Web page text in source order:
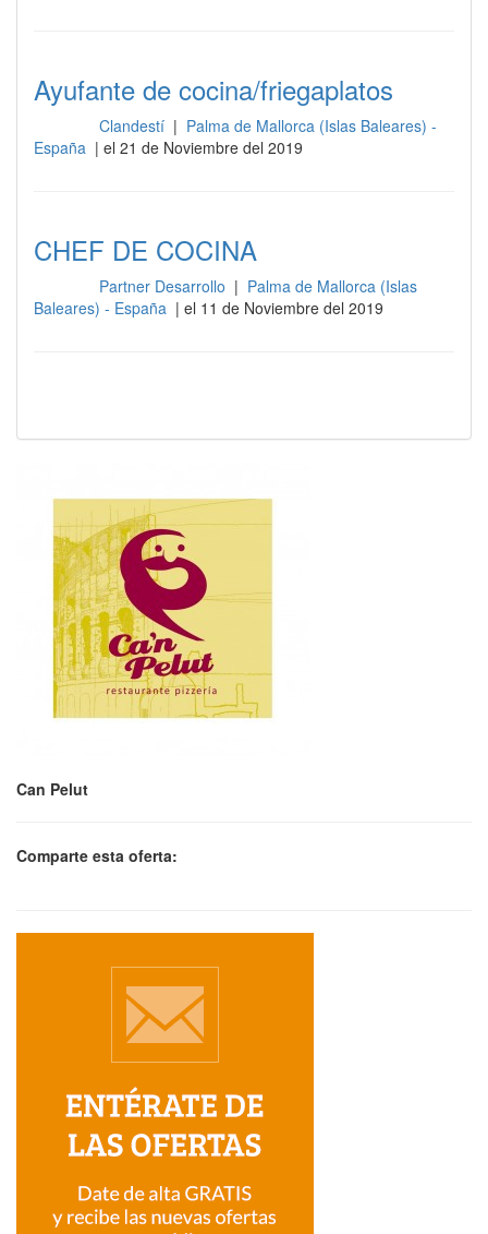
Ayufante de cocina/friegaplatos
Clandestí | Palma de Mallorca (Islas Baleares) -
España | el 21 de Noviembre del 2019
CHEF DE COCINA
Partner Desarrollo | Palma de Mallorca (Islas
Baleares) - España | el 11 de Noviembre del 2019
Can Pelut
Comparte esta oferta: